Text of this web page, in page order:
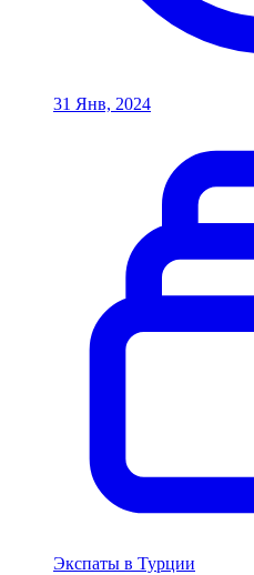
31 Янв, 2024
Экспаты в Турции